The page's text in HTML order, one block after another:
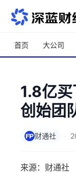
跳转到主内容
首页 大公司
1.8亿
创始团
财通社 ·
来源：财通社